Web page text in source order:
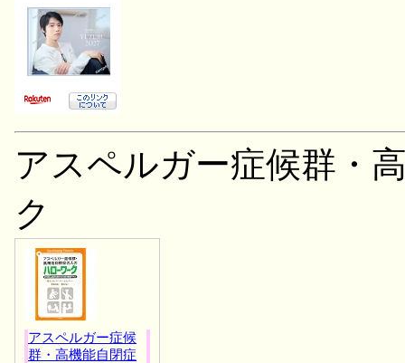
アスペルガー症候群・
ク
アスペルガー症候
群・高機能自閉症